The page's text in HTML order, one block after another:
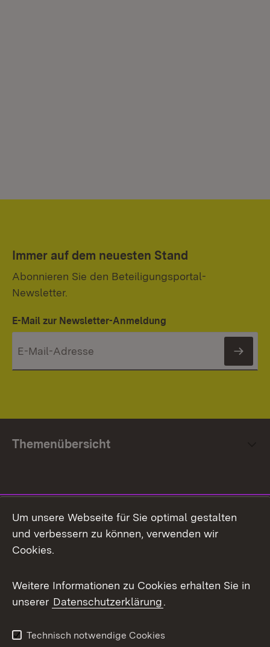
Immer auf dem neuesten Stand
Abonnieren Sie den Beteiligungsportal-
Newsletter.
E-Mail zur Newsletter-Anmeldung
Themenübersicht
Facebook
X / Twitter
Youtube
Um unsere Webseite für Sie optimal gestalten
und verbessern zu können, verwenden wir
Cookies.
Weitere Informationen zu Cookies erhalten Sie in
unserer Datenschutzerklärung.
Technisch notwendige Cookies